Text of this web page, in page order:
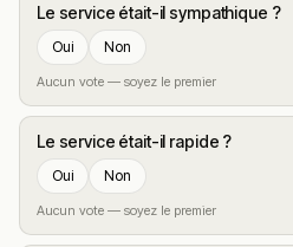
Le service était-il sympathique ?
Oui Non
Aucun vote — soyez le premier
Le service était-il rapide ?
Oui Non
Aucun vote — soyez le premier